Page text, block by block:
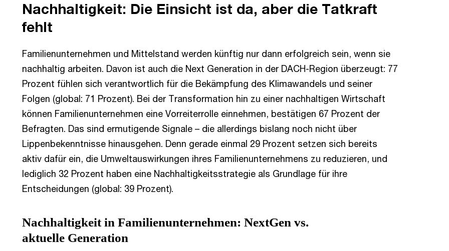
Nachhaltigkeit: Die Einsicht ist da, aber die Tatkraft
fehlt
Familienunternehmen und Mittelstand werden künftig nur dann erfolgreich sein, wenn sie
nachhaltig arbeiten. Davon ist auch die Next Generation in der DACH-Region überzeugt: 77
Prozent fühlen sich verantwortlich für die Bekämpfung des Klimawandels und seiner
Folgen (global: 71 Prozent). Bei der Transformation hin zu einer nachhaltigen Wirtschaft
können Familienunternehmen eine Vorreiterrolle einnehmen, bestätigen 67 Prozent der
Befragten. Das sind ermutigende Signale – die allerdings bislang noch nicht über
Lippenbekenntnisse hinausgehen. Denn gerade einmal 29 Prozent setzen sich bereits
aktiv dafür ein, die Umweltauswirkungen ihres Familienunternehmens zu reduzieren, und
lediglich 32 Prozent haben eine Nachhaltigkeitsstrategie als Grundlage für ihre
Entscheidungen (global: 39 Prozent).